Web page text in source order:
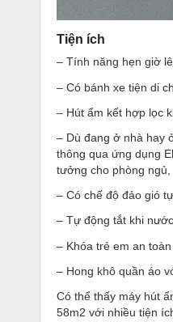
Tiện ích
– Tính năng hẹn giờ
– Có bánh xe tiện di
– Hút ẩm kết hợp lọc
– Dù đang ở nhà hay
thông qua ứng dụng
tưởng cho phòng
– Có chế độ đảo gió
– Tự động tắt khi
– Khóa trẻ em an toàn
– Hong khô quần áo
Có thể thấy máy hút
58m2 với nhiều tiện